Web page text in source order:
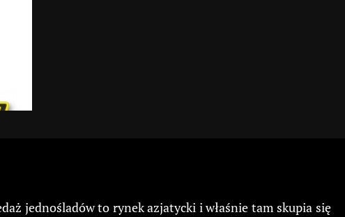
jednośladów to rynek azjatycki i właśnie tam skupia się